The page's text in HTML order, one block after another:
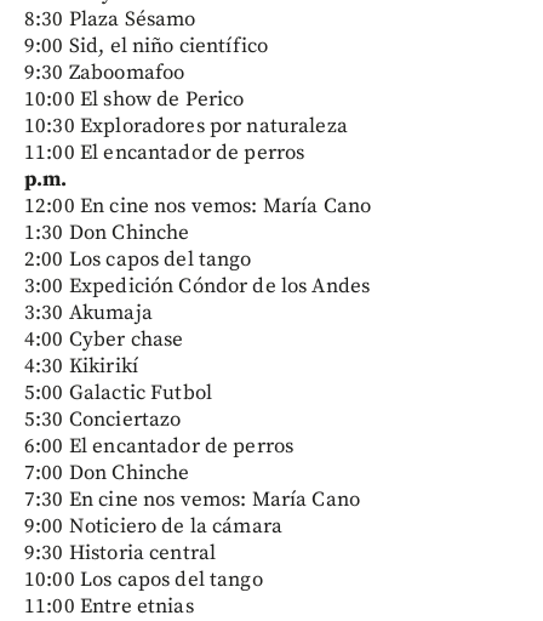
8:30 Plaza Sésamo
9:00 Sid, el niño científico
9:30 Zaboomafoo
10:00 El show de Perico
10:30 Exploradores por naturaleza
11:00 El encantador de perros
p.m.
12:00 En cine nos vemos: María Cano
1:30 Don Chinche
2:00 Los capos del tango
3:00 Expedición Cóndor de los Andes
3:30 Akumaja
4:00 Cyber chase
4:30 Kikirikí
5:00 Galactic Futbol
5:30 Conciertazo
6:00 El encantador de perros
7:00 Don Chinche
7:30 En cine nos vemos: María Cano
9:00 Noticiero de la cámara
9:30 Historia central
10:00 Los capos del tango
11:00 Entre etnias